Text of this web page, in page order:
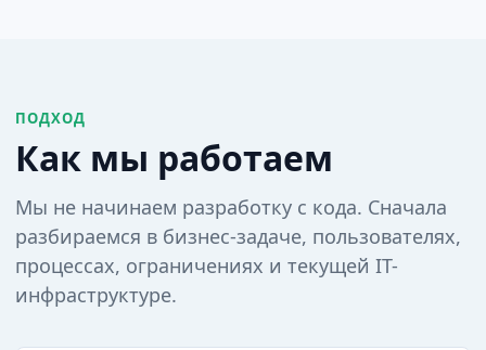
ПОДХОД
Как мы работаем
Мы не начинаем разработку с кода. Сначала
разбираемся в бизнес-задаче, пользователях,
процессах, ограничениях и текущей IT-
инфраструктуре.